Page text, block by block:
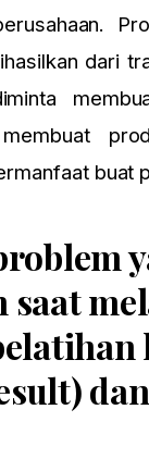
dari
buat
saat